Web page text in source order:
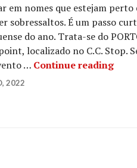
em nomes que estejam perto
sobressaltos. É um passo
do ano. Trata-se do
localizado no C.C. Stop.
… Continue reading
2022